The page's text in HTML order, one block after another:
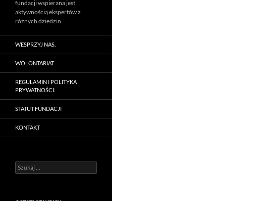
fundacji wspierana jest
aktywnością ekspertów z
różnych dziedzin.
WESPRZYJ NAS.
WOLONTARIAT
REGULAMIN I POLITYKA
PRYWATNOŚCI.
STATUT FUNDACJI
KONTAKT
Szukaj: